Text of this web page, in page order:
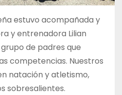
estuvo acompañada y
y entrenadora Lilian
de padres que
competencias. Nuestros
natación y atletismo,
sobresalientes.